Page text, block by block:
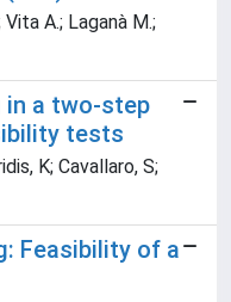
Vita A.; Laganà M.;
in a two-step
tests
K; Cavallaro, S;
Feasibility of a